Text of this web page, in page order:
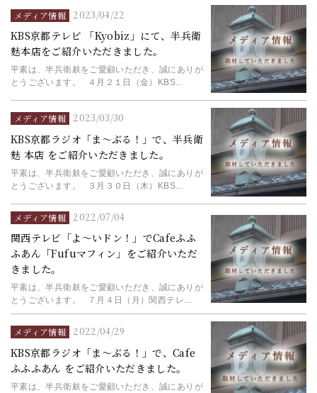
2023/04/22
メディア情報
KBS京都テレビ 「Kyobiz」にて、半兵衛
麸本店をご紹介いただきました。
平素は、半兵衛麸をご愛顧いただき、誠にありが
とうございます。 ４月２１日（金）KBS...
2023/03/30
メディア情報
KBS京都ラジオ「ま～ぶる！」で、半兵衛
麸 本店 をご紹介いただきました。
平素は、半兵衛麸をご愛顧いただき、誠にありが
とうございます。 ３月３０日（木）KBS...
2022/07/04
メディア情報
関西テレビ「よ～いドン！」でCafeふふ
ふあん「Fufuマフィン」をご紹介いただ
きました。
平素は、半兵衛麸をご愛顧いただき、誠にありが
とうございます。 ７月４日（月）関西テレ...
2022/04/29
メディア情報
KBS京都ラジオ「ま～ぶる！」で、Cafe
ふふふあん をご紹介いただきました。
平素は、半兵衛麸をご愛顧いただき、誠にありが